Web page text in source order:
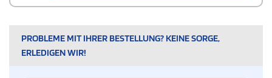
PROBLEME MIT IHRER BESTELLUNG? KEINE SORGE,
ERLEDIGEN WIR!